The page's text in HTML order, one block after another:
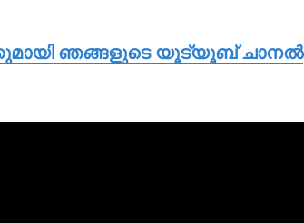
ഞങ്ങളുടെ യൂട്യൂബ് ചാനല്‍